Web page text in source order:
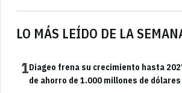
LO MÁS LEÍDO DE LA
1Diageo frena su crecimiento hasta
de ahorro de 1.000 millones de dólares